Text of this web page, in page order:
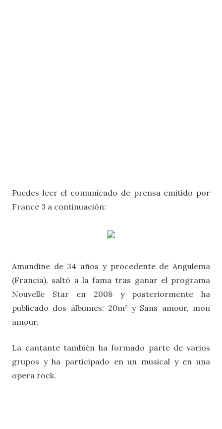
Puedes leer el comunicado de prensa emitido por
France 3 a continuación:
Amandine de 34 años y procedente de Angulema
(Francia), saltó a la fama tras ganar el programa
Nouvelle Star en 2008 y posteriormente ha
publicado dos álbumes: 20m² y Sans amour, mon
amour.
La cantante también ha formado parte de varios
grupos y ha participado en un musical y en una
opera rock.